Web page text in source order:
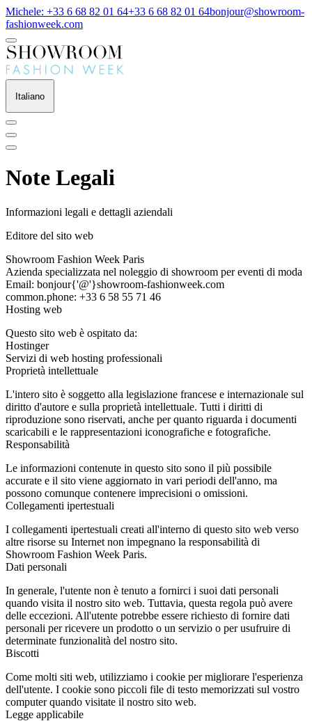
Michele: +33 6 68 82 01 64+33 6 68 82 01 64bonjour@showroom-
fashionweek.com
Italiano
Note Legali
Informazioni legali e dettagli aziendali
Editore del sito web
Showroom Fashion Week Paris
Azienda specializzata nel noleggio di showroom per eventi di moda
Email: bonjour{'@'}showroom-fashionweek.com
common.phone: +33 6 58 55 71 46
Hosting web
Questo sito web è ospitato da:
Hostinger
Servizi di web hosting professionali
Proprietà intellettuale
L'intero sito è soggetto alla legislazione francese e internazionale sul
diritto d'autore e sulla proprietà intellettuale. Tutti i diritti di
riproduzione sono riservati, anche per quanto riguarda i documenti
scaricabili e le rappresentazioni iconografiche e fotografiche.
Responsabilità
Le informazioni contenute in questo sito sono il più possibile
accurate e il sito viene aggiornato in vari periodi dell'anno, ma
possono comunque contenere imprecisioni o omissioni.
Collegamenti ipertestuali
I collegamenti ipertestuali creati all'interno di questo sito web verso
altre risorse su Internet non impegnano la responsabilità di
Showroom Fashion Week Paris.
Dati personali
In generale, l'utente non è tenuto a fornirci i suoi dati personali
quando visita il nostro sito web. Tuttavia, questa regola può avere
delle eccezioni. All'utente potrebbe essere richiesto di fornire dati
personali per ricevere un prodotto o un servizio o per usufruire di
determinate funzionalità del nostro sito.
Biscotti
Come molti siti web, utilizziamo i cookie per migliorare l'esperienza
dell'utente. I cookie sono piccoli file di testo memorizzati sul vostro
computer quando visitate il nostro sito web.
Legge applicabile